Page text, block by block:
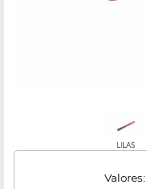
LILAS
Valores: